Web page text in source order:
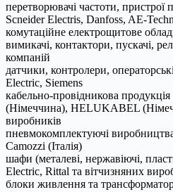
перетворювачі частоти,
Scneider Electris, Danfoss, AE-
комутаційне електрощитове
вимикачі, контактори, пускачі,
компаній
датчики, контролери,
Elеctriс, Siemens
кабельно-провідникова
(Німеччина), HELUKABEL
виробників
пневмокомплектуючі
Camozzi (Італія)
шафи (металеві, нержавіючі,
Elеctriс, Rittal та вітчизняних
блоки живлення та